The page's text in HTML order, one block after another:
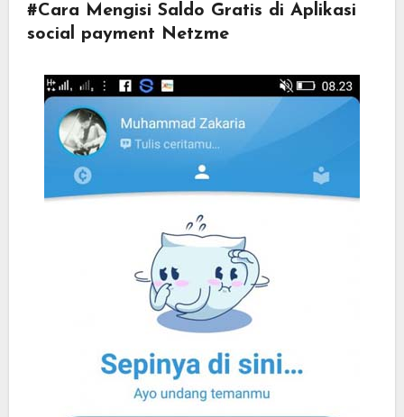
#Cara Mengisi Saldo Gratis di Aplikasi
social payment Netzme